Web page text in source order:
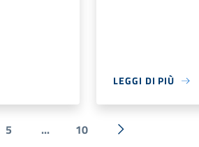
LEGGI DI PIÙ
5 ... 10
Successiva »